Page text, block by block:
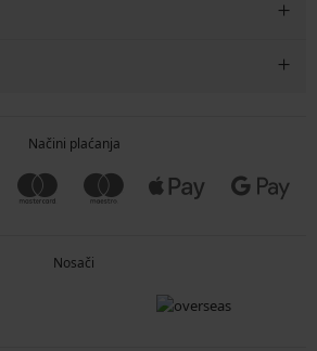
Načini plaćanja
Nosači